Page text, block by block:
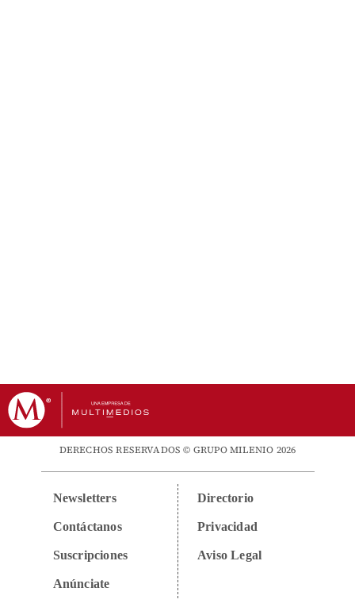
DERECHOS RESERVADOS © GRUPO MILENIO 2026
Newsletters
Contáctanos
Suscripciones
Anúnciate
Directorio
Privacidad
Aviso Legal